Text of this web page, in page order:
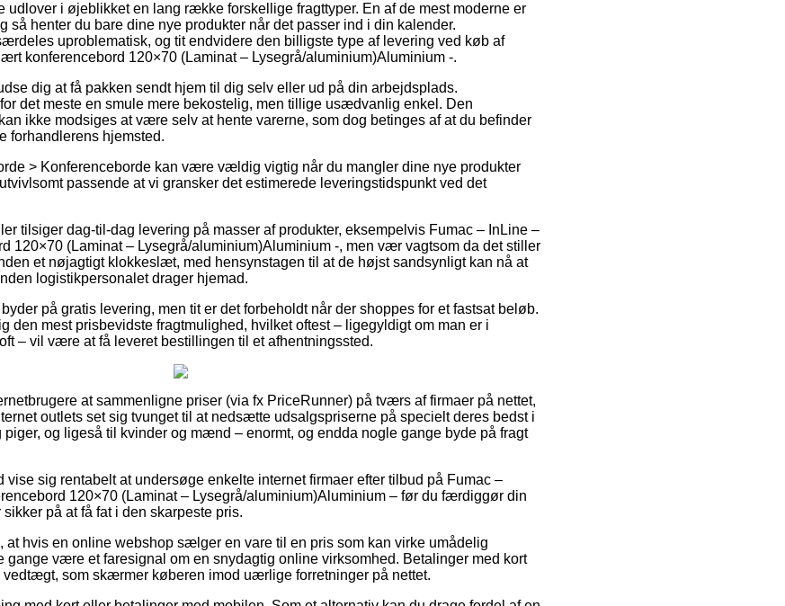
udlover i øjeblikket en lang række forskellige fragttyper. En af de mest moderne er
så henter du bare dine nye produkter når det passer ind i din kalender.
uproblematisk, og tit endvidere den billigste type af levering ved køb af
konferencebord 120×70 (Laminat – Lysegrå/aluminium)Aluminium -.
dig at få pakken sendt hjem til dig selv eller ud på din arbejdsplads.
det meste en smule mere bekostelig, men tillige usædvanlig enkel. Den
ikke modsiges at være selv at hente varerne, som dog betinges af at du befinder
forhandlerens hjemsted.
> Konferenceborde kan være vældig vigtig når du mangler dine nye produkter
passende at vi gransker det estimerede leveringstidspunkt ved det
tilsiger dag-til-dag levering på masser af produkter, eksempelvis Fumac – InLine –
120×70 (Laminat – Lysegrå/aluminium)Aluminium -, men vær vagtsom da det stiller
et nøjagtigt klokkeslæt, med hensynstagen til at de højst sandsynligt kan nå at
logistikpersonalet drager hjemad.
på gratis levering, men tit er det forbeholdt når der shoppes for et fastsat beløb.
den mest prisbevidste fragtmulighed, hvilket oftest – ligegyldigt om man er i
– vil være at få leveret bestillingen til et afhentningssted.
at sammenligne priser (via fx PriceRunner) på tværs af firmaer på nettet,
outlets set sig tvunget til at nedsætte udsalgspriserne på specielt deres bedst i
piger, og ligeså til kvinder og mænd – enormt, og endda nogle gange byde på fragt
vise sig rentabelt at undersøge enkelte internet firmaer efter tilbud på Fumac –
120×70 (Laminat – Lysegrå/aluminium)Aluminium – før du færdiggør din
på at få fat i den skarpeste pris.
at hvis en online webshop sælger en vare til en pris som kan virke umådelig
gange være et faresignal om en snydagtig online virksomhed. Betalinger med kort
vedtægt, som skærmer køberen imod uærlige forretninger på nettet.